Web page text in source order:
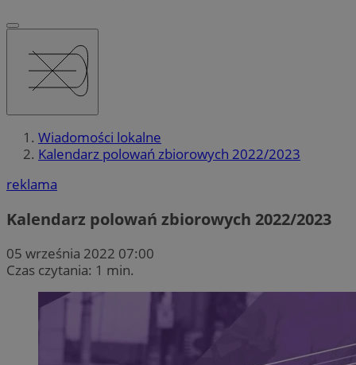
Wiadomości lokalne
Kalendarz polowań zbiorowych 2022/2023
reklama
Kalendarz polowań zbiorowych 2022/2023
05 września 2022 07:00
Czas czytania: 1 min.